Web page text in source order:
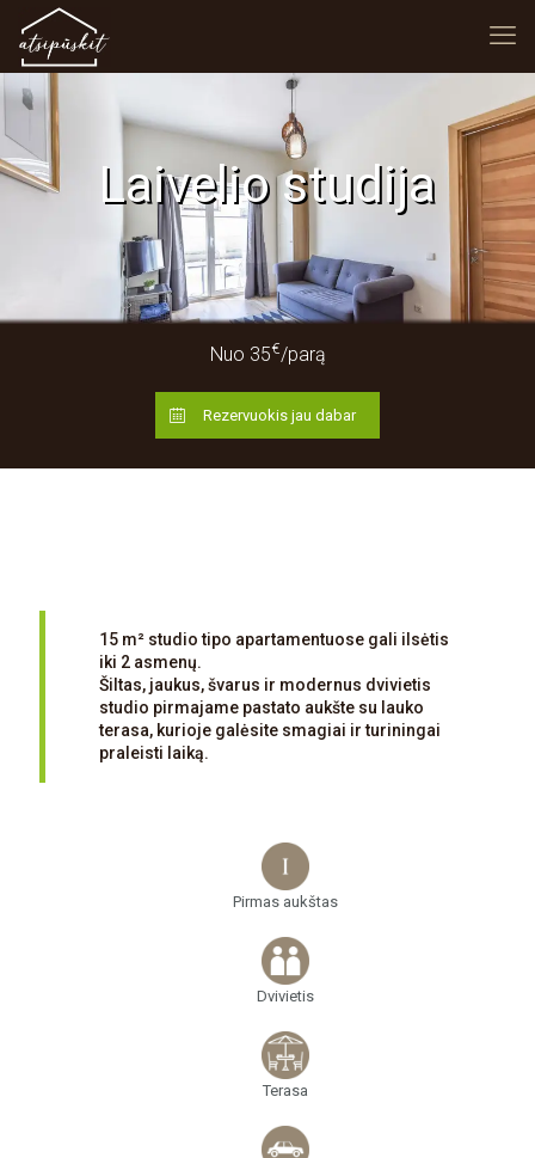
Laivelio studija
Nuo 35€/parą
Rezervuokis jau dabar
15 m² studio tipo apartamentuose gali ilsėtis
iki 2 asmenų.
Šiltas, jaukus, švarus ir modernus dvivietis
studio pirmajame pastato aukšte su lauko
terasa, kurioje galėsite smagiai ir turiningai
praleisti laiką.
Pirmas aukštas
Dvivietis
Terasa